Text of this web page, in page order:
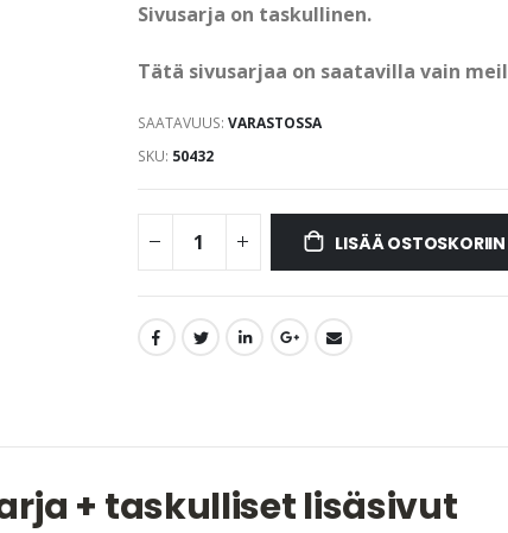
Sivusarja on taskullinen.
Tätä sivusarjaa on saatavilla vain
SAATAVUUS: VARASTOSSA
SKU 50432
LISÄÄ OSTOSKORIIN
+ taskulliset lisäsivut